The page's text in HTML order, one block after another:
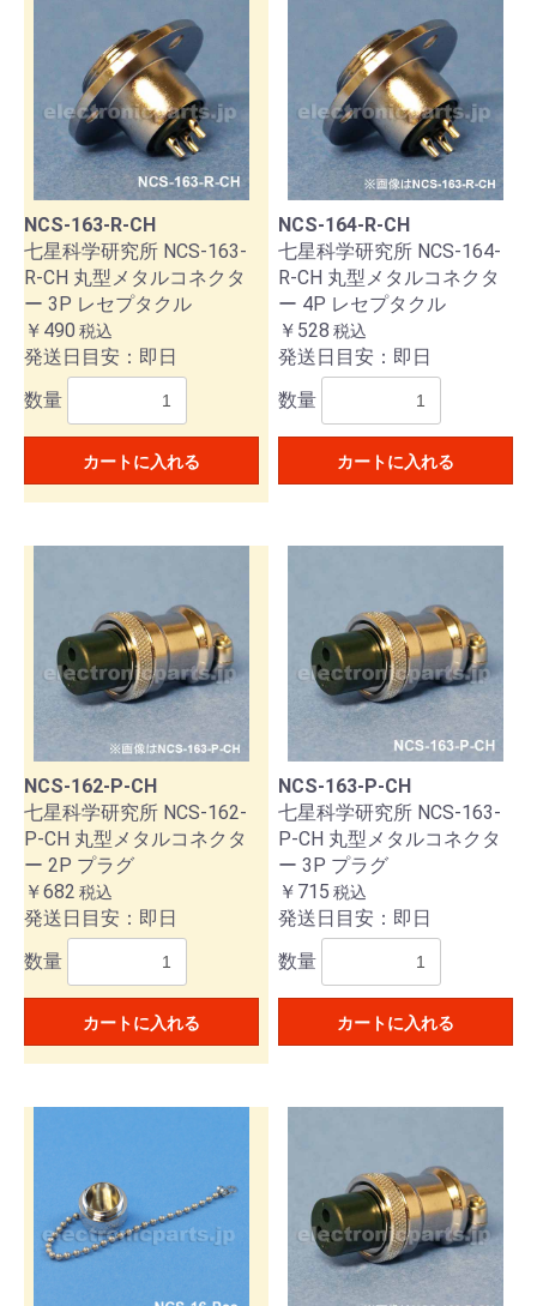
NCS-163-R-CH
七星科学研究所 NCS-163-
R-CH 丸型メタルコネクタ
ー 3P レセプタクル
￥490 税込
発送日目安：即日
数量
カートに入れる
NCS-164-R-CH
七星科学研究所 NCS-164-
R-CH 丸型メタルコネクタ
ー 4P レセプタクル
￥528 税込
発送日目安：即日
数量
カートに入れる
NCS-162-P-CH
七星科学研究所 NCS-162-
P-CH 丸型メタルコネクタ
ー 2P プラグ
￥682 税込
発送日目安：即日
数量
カートに入れる
NCS-163-P-CH
七星科学研究所 NCS-163-
P-CH 丸型メタルコネクタ
ー 3P プラグ
￥715 税込
発送日目安：即日
数量
カートに入れる